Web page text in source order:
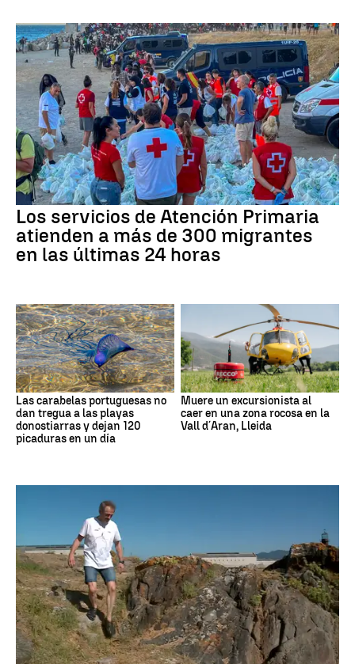
Los servicios de Atención Primaria
atienden a más de 300 migrantes
en las últimas 24 horas
Las carabelas portuguesas no
dan tregua a las playas
donostiarras y dejan 120
picaduras en un día
Muere un excursionista al
caer en una zona rocosa en la
Vall d´Aran, Lleida
Medio ambiente